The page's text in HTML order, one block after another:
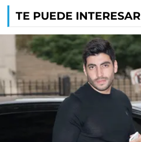
TE PUEDE INTERESAR